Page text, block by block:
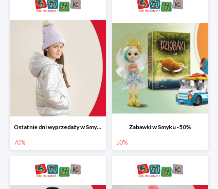
Ostatnie dni wyprzedaży w Smyku do -70%
70%
Zabawki w Smyku -50%
50%